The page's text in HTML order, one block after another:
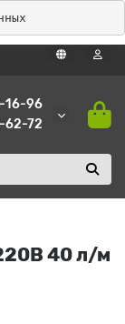
16-96
62-72
40 л/м